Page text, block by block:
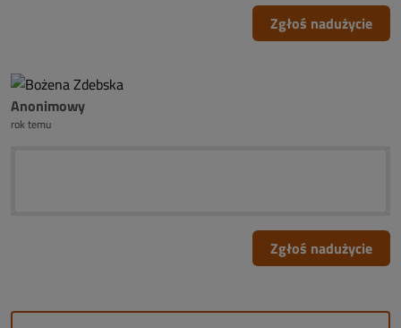
Zgłoś nadużycie
Anonimowy
rok temu
Zgłoś nadużycie